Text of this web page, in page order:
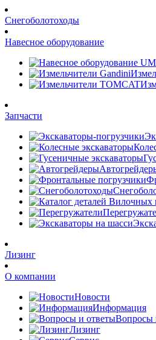
Снегоболотоходы
Навесное оборудование
Запчасти
Лизинг
О компании
Новости
Информация
Вопросы
Лизинг